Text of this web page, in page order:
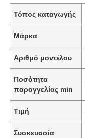
Τόπος καταγωγής
Μάρκα
Αριθμό μοντέλου
Ποσότητα
παραγγελίας min
Τιμή
Συσκευασία